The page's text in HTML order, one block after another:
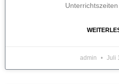
admin Juli